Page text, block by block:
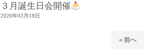
３月誕生日会開催
2026年03月18日
« 前へ